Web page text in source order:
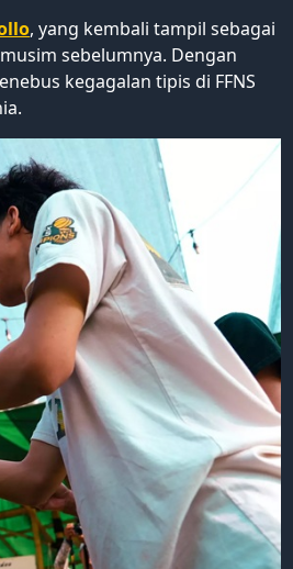
, yang kembali tampil sebagai
sebelumnya. Dengan
kegagalan tipis di FFNS